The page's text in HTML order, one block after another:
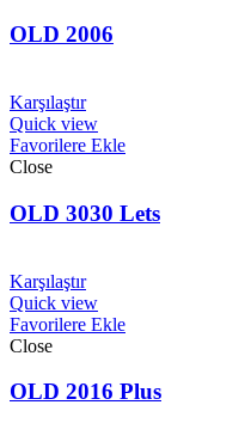
OLD 2006
Karşılaştır
Quick view
Favorilere Ekle
Close
OLD 3030 Lets
Karşılaştır
Quick view
Favorilere Ekle
Close
OLD 2016 Plus